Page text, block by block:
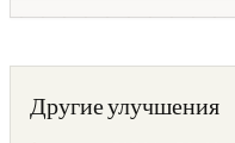
Другие улучшения